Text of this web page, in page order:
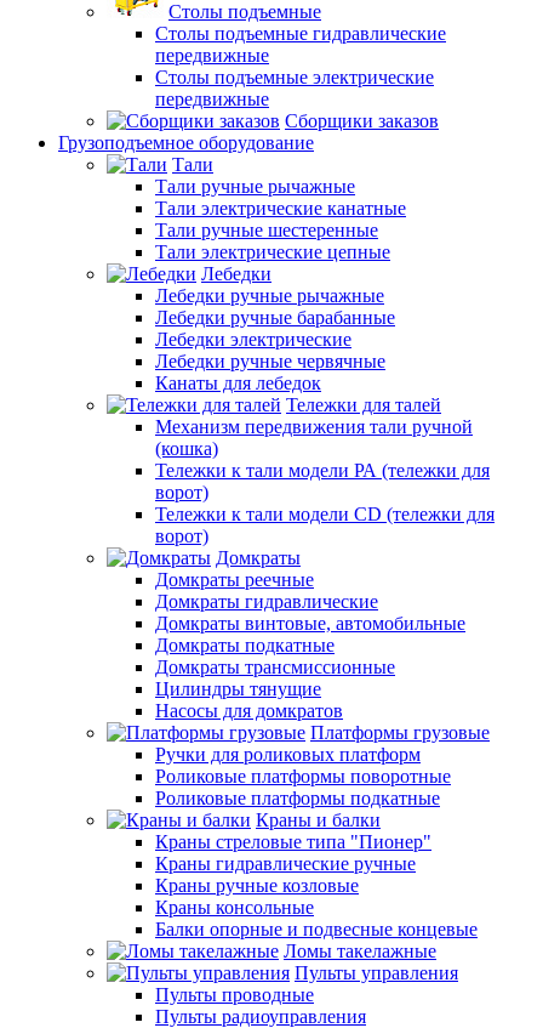
Столы подъемные
Столы подъемные гидравлические
передвижные
Столы подъемные электрические
передвижные
Сборщики заказов
Грузоподъемное оборудование
Тали
Тали ручные рычажные
Тали электрические канатные
Тали ручные шестеренные
Тали электрические цепные
Лебедки
Лебедки ручные рычажные
Лебедки ручные барабанные
Лебедки электрические
Лебедки ручные червячные
Канаты для лебедок
Тележки для талей
Механизм передвижения тали ручной
(кошка)
Тележки к тали модели РА (тележки для
ворот)
Тележки к тали модели CD (тележки для
ворот)
Домкраты
Домкраты реечные
Домкраты гидравлические
Домкраты винтовые, автомобильные
Домкраты подкатные
Домкраты трансмиссионные
Цилиндры тянущие
Насосы для домкратов
Платформы грузовые
Ручки для роликовых платформ
Роликовые платформы поворотные
Роликовые платформы подкатные
Краны и балки
Краны стреловые типа "Пионер"
Краны гидравлические ручные
Краны ручные козловые
Краны консольные
Балки опорные и подвесные концевые
Ломы такелажные
Пульты управления
Пульты проводные
Пульты радиоуправления